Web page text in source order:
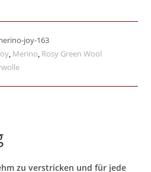
joy-163
, Merino, Rosy Green Wool
zu verstricken und für jede